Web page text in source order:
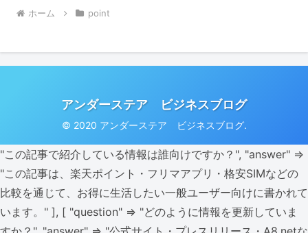
ホーム point
アンダーステア ビジネスブログ
© 2020 アンダーステア ビジネスブログ.
"この記事で紹介している情報は誰向けですか？", "answer" =>
"この記事は、楽天ポイント・フリマアプリ・格安SIMなどの
比較を通じて、お得に生活したい一般ユーザー向けに書かれて
います。" ], [ "question" => "どのように情報を更新していま